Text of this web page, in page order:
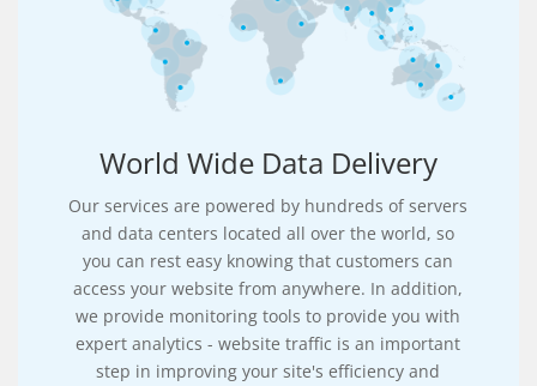
World Wide Data Delivery
Our services are powered by hundreds of servers
and data centers located all over the world, so
you can rest easy knowing that customers can
access your website from anywhere. In addition,
we provide monitoring tools to provide you with
expert analytics - website traffic is an important
step in improving your site's efficiency and